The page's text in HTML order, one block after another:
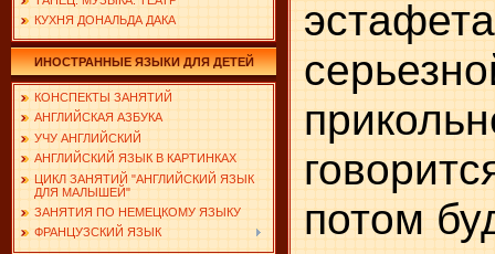
КУХНЯ ДОНАЛЬДА ДАКА
ИНОСТРАННЫЕ ЯЗЫКИ ДЛЯ ДЕТЕЙ
КОНСПЕКТЫ ЗАНЯТИЙ
АНГЛИЙСКАЯ АЗБУКА
УЧУ АНГЛИЙСКИЙ
АНГЛИЙСКИЙ ЯЗЫК В КАРТИНКАХ
ЦИКЛ ЗАНЯТИЙ "АНГЛИЙСКИЙ ЯЗЫК
ДЛЯ МАЛЫШЕЙ"
ЗАНЯТИЯ ПО НЕМЕЦКОМУ ЯЗЫКУ
ФРАНЦУЗСКИЙ ЯЗЫК
потом